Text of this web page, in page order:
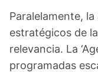
Paralelamente,
estratégicos de
relevancia. La
programadas